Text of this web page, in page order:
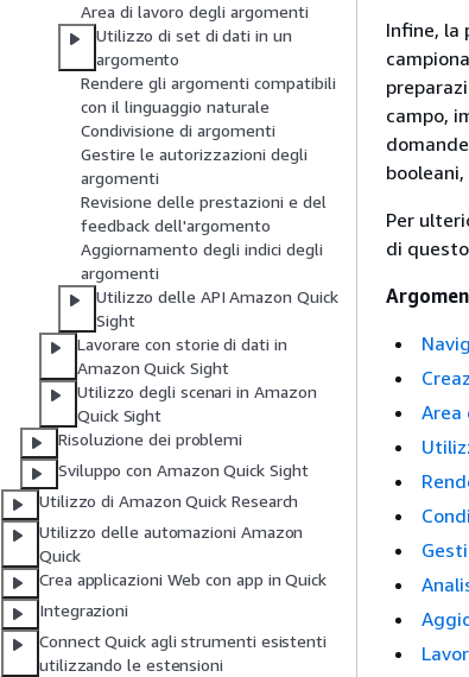
Area di lavoro degli argomenti
Utilizzo di set di dati in un
argomento
Rendere gli argomenti compatibili
con il linguaggio naturale
Condivisione di argomenti
Gestire le autorizzazioni degli
argomenti
Revisione delle prestazioni e del
feedback dell'argomento
Aggiornamento degli indici degli
argomenti
Utilizzo delle API Amazon Quick
Sight
Lavorare con storie di dati in
Amazon Quick Sight
Utilizzo degli scenari in Amazon
Quick Sight
Risoluzione dei problemi
Sviluppo con Amazon Quick Sight
Utilizzo di Amazon Quick Research
Utilizzo delle automazioni Amazon
Quick
Crea applicazioni Web con app in Quick
Integrazioni
Connect Quick agli strumenti esistenti
utilizzando le estensioni
Infine, la
campo,
Per
di
Area